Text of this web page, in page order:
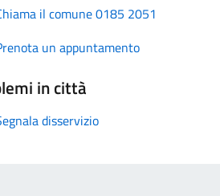
il comune 0185 2051
un appuntamento
in città
disservizio